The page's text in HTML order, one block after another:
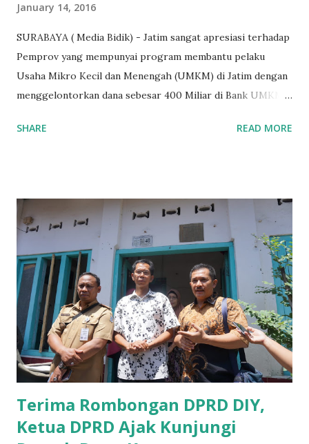
January 14, 2016
SURABAYA ( Media Bidik) - Jatim sangat apresiasi terhadap
Pemprov yang mempunyai program membantu pelaku
Usaha Mikro Kecil dan Menengah (UMKM) di Jatim dengan
menggelontorkan dana sebesar 400 Miliar di Bank UMKM
UMKM di Jatim. Namun Chusainuddin,S.Sos Anggota Komisi
yang sebenarnya ada dana pinjaman lunak untuk mereka. "
Ketika saya menjalankan Reses di Blitar,Kediri dan
Tulungagung , banyak masyarakat sana tak mengetahui ada
dana pinjaman lunak di Bank UMKM untuk para pelaku
UMKM, karena sebenarnya jika Pemprov serius
memberikan sosialisasi sampai ke tingkat desa,maka saya
yakin masyarakat sangat senang sekali," ucap pria yang
akrab dipanggil Gus Udin tersebut. Apalagi menyambut
MEA, seharusnya pelaku UMKM sudah mengerti kalau ada
dana pinjaman unt...
SHARE READ MORE
Terima Rombongan DPRD DIY,
Ketua DPRD Ajak Kunjungi